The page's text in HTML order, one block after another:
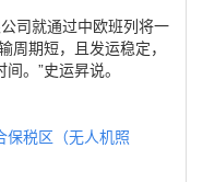
司就通过中欧班列将一
周期短，且发运稳定，
。”史运昇说。
保税区（无人机照